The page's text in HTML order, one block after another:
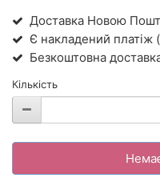
Доставка Новою
Є накладений
Безкоштовна
Кількість